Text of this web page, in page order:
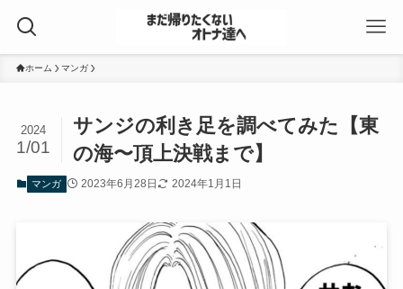
ホーム マンガ
サンジの利き足を調べてみた【東
の海〜頂上決戦まで】
2024
1/01
マンガ 2023年6月28日 2024年1月1日